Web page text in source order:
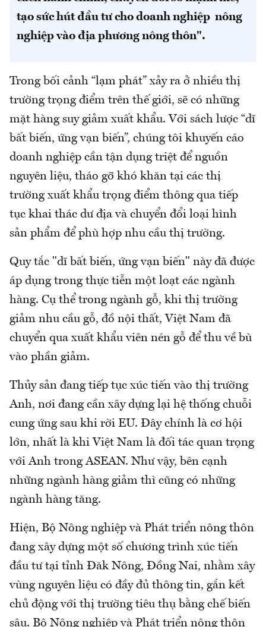
tạo sức hút đầu tư cho doanh nghiệp nông
nghiệp vào địa phương nông thôn".
Trong bối cảnh “lạm phát” xảy ra ở nhiều thị
trường trọng điểm trên thế giới, sẽ có những
mặt hàng suy giảm xuất khẩu. Với sách lược “dĩ
bất biến, ứng vạn biến”, chúng tôi khuyến cáo
doanh nghiệp cần tận dụng triệt để nguồn
nguyên liệu, tháo gỡ khó khăn tại các thị
trường xuất khẩu trọng điểm thông qua tiếp
tục khai thác dư địa và chuyển đổi loại hình
sản phẩm để phù hợp nhu cầu thị trường.
Quy tắc "dĩ bất biến, ứng vạn biến" này đã được
áp dụng trong thực tiễn một loạt các ngành
hàng. Cụ thể trong ngành gỗ, khi thị trường
giảm nhu cầu gỗ, đồ nội thất, Việt Nam đã
chuyển qua xuất khẩu viên nén gỗ để thu về bù
vào phần giảm.
Thủy sản đang tiếp tục xúc tiến vào thị trường
Anh, nơi đang cần xây dựng lại hệ thống chuỗi
cung ứng sau khi rời EU. Đây chính là cơ hội
lớn, nhất là khi Việt Nam là đối tác quan trọng
với Anh trong ASEAN. Như vậy, bên cạnh
những ngành hàng giảm thì cũng có những
ngành hàng tăng.
Hiện, Bộ Nông nghiệp và Phát triển nông thôn
đang xây dựng một số chương trình xúc tiến
đầu tư tại tỉnh Đăk Nông, Đồng Nai, nhằm xây
vùng nguyên liệu có đầy đủ thông tin, gắn kết
chủ động với thị trường tiêu thụ bằng chế biến
sâu. Bộ Nông nghiệp và Phát triển nông thôn